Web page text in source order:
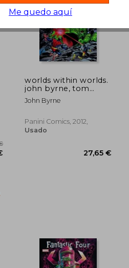
worlds within worlds.
john byrne, tom
palmer (en Inglés)
John Byrne
Panini Comics, 2012,
Usado
Me quedo aquí